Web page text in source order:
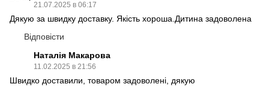
21.07.2025 в 06:17
Дякую за швидку доставку. Якість хороша.Дитина задоволена
Відповісти
Наталія Макарова
11.02.2025 в 21:56
Швидко доставили, товаром задоволені, дякую